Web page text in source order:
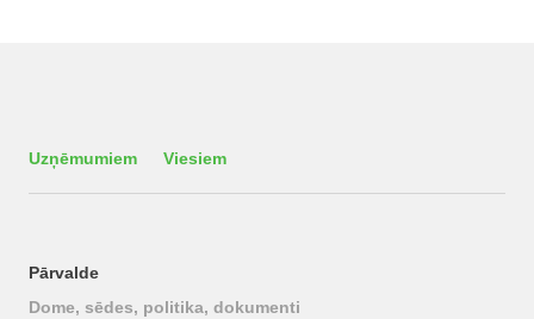
Uzņēmumiem Viesiem
Pārvalde
Dome, sēdes, politika, dokumenti